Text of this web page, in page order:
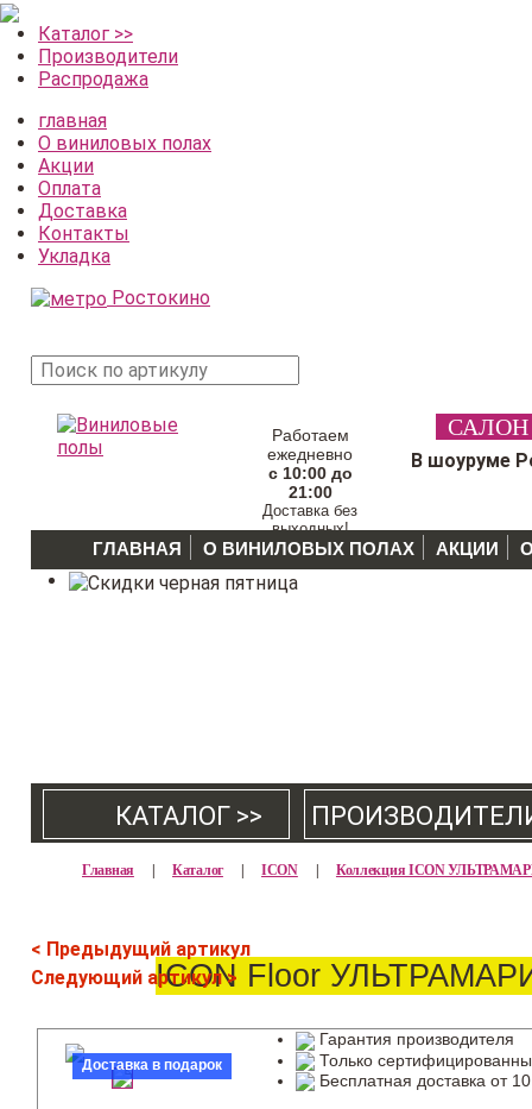
Каталог >>
Производители
Распродажа
главная
О виниловых полах
Акции
Оплата
Доставка
Контакты
Укладка
Ростокино
товара
Работаем
ежедневно
с 10:00 до
21:00
Доставка без
выходных!
В шоуруме
ГЛАВНАЯ О ВИНИЛОВЫХ ПОЛАХ АКЦИИ
КАТАЛОГ >>
Главная Каталог ICON Коллекция ICON
< Предыдущий артикул
Следующий артикул >ICON Floor
Доставка в подарок
Гарантия производителя
Только
Бесплатная доставка от